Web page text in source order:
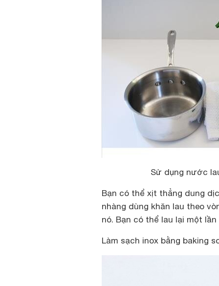
Sử dụng nước
Bạn có thể xịt thẳng dung
nhàng dùng khăn lau theo
nó. Bạn có thể lau lại một
Làm sạch inox bằng baking